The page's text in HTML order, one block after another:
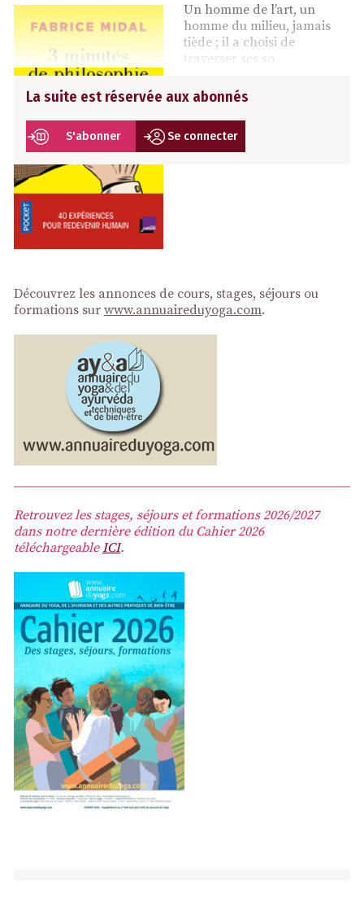
Un homme de l’art, un
homme du milieu, jamais
tiède ; il a choisi de
traverser ses so
La suite est réservée aux abonnés
S'abonner Se connecter
Découvrez les annonces de cours, stages, séjours ou
formations sur www.annuaireduyoga.com.
Retrouvez les stages, séjours et formations 2026/2027
dans notre dernière édition du Cahier 2026
téléchargeableICI.